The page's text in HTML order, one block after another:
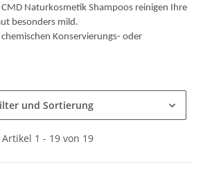
CMD Naturkosmetik Shampoos reinigen Ihre
besonders mild.
Konservierungs- oder
und Sortierung
Artikel 1 - 19 von 19